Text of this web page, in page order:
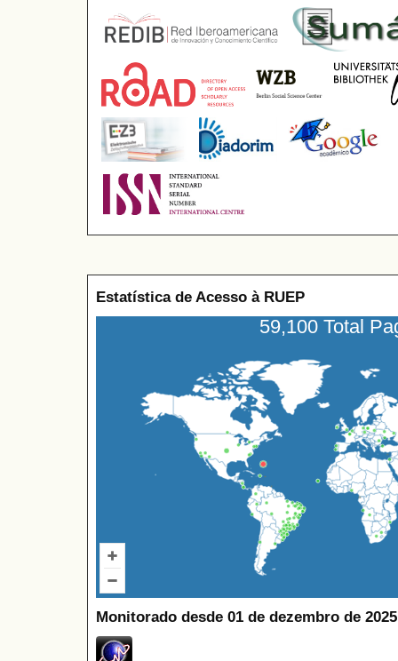
Estatística de Acesso à RUEP
59,100 Total
Monitorado desde 01 de dezembro de